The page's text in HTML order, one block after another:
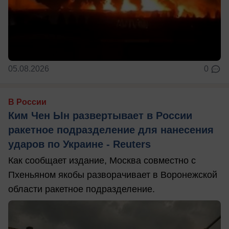
05.08.2026 0
В России
Ким Чен Ын развертывает в России
ракетное подразделение для нанесения
ударов по Украине - Reuters
Как сообщает издание, Москва совместно с
Пхеньяном якобы разворачивает в Воронежской
области ракетное подразделение.